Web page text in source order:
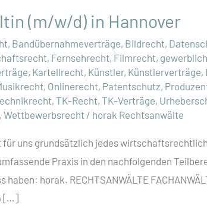
(m/w/d) in Hannover
, Bandübernahmeverträge, Bildrecht,
, Fernsehrecht, Filmrecht,
, Kartellrecht, Künstler, Künstlerverträge,
, Onlinerecht, Patentschutz,
,TK-Recht,TK-Verträge,
,Wettbewerbsrecht / horak Rechtsanwälte
uns grundsätzlich jedes
Praxis in den nachfolgenden
horak. RECHTSANWÄLTE
[…]